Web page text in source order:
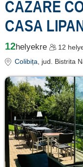
CAZARE
CASA
12helyekre 12
Colibița, jud. Bistrita